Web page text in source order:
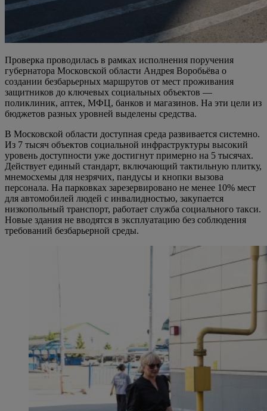
Проверка проводилась в рамках исполнения поручения
губернатора Московской области Андрея Воробьёва о
создании безбарьерных маршрутов от мест проживания
защитников до ключевых социальных объектов —
поликлиник, аптек, МФЦ, банков и магазинов. На эти цели из
бюджетов разных уровней выделены средства.
В Московской области доступная среда развивается системно.
Из 7 тысяч объектов социальной инфраструктуры высокий
уровень доступности уже достигнут примерно на 5 тысячах.
Действует единый стандарт, включающий тактильную плитку,
мнемосхемы для незрячих, пандусы и кнопки вызова
персонала. На парковках зарезервировано не менее 10% мест
для автомобилей людей с инвалидностью, закупается
низкопольный транспорт, работает служба социального такси.
Новые здания не вводятся в эксплуатацию без соблюдения
требований безбарьерной среды.